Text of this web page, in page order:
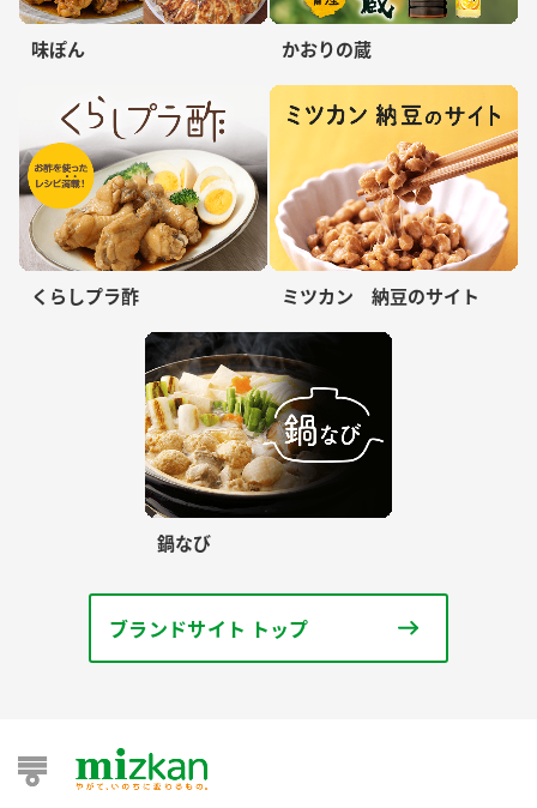
味ぽん かおりの蔵
くらしプラ酢 ミツカン 納豆のサイト
鍋なび
ブランドサイト トップ